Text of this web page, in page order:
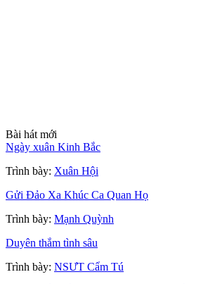
Bài hát mới
Ngày xuân Kinh Bắc
Trình bày: Xuân Hội
Gửi Đảo Xa Khúc Ca Quan Họ
Trình bày: Mạnh Quỳnh
Duyên thắm tình sâu
Trình bày: NSƯT Cẩm Tú